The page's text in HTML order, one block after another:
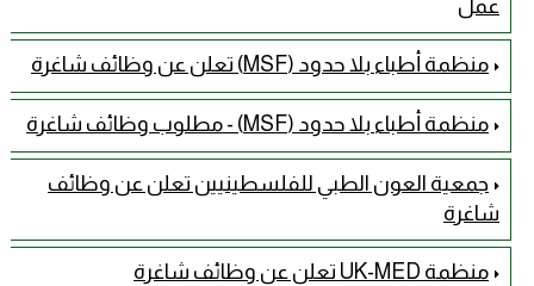
عمل
منظمة أطباء بلا حدود (MSF) تعلن عن وظائف شاغرة
منظمة أطباء بلا حدود (MSF) - مطلوب وظائف شاغرة
جمعية العون الطبي للفلسطينيين تعلن عن وظائف
شاغرة
منظمة UK-MED تعلن عن وظائف شاغرة